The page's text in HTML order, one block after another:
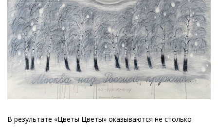
В результате «Цветы Цветы» оказываются не столько